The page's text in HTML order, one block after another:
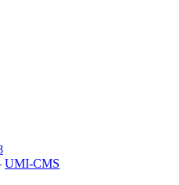
UMI-CMS